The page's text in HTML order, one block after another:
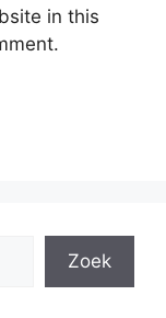
in this
Zoek